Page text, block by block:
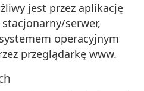
jest przez aplikację
serwer,
operacyjnym
przeglądarkę www.